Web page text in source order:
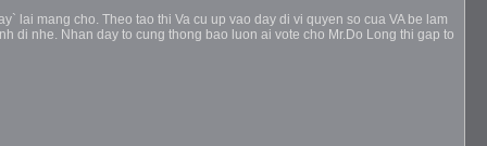
lai mang cho. Theo tao thi Va cu up vao day di vi quyen so cua VA be lam
di nhe. Nhan day to cung thong bao luon ai vote cho Mr.Do Long thi gap to